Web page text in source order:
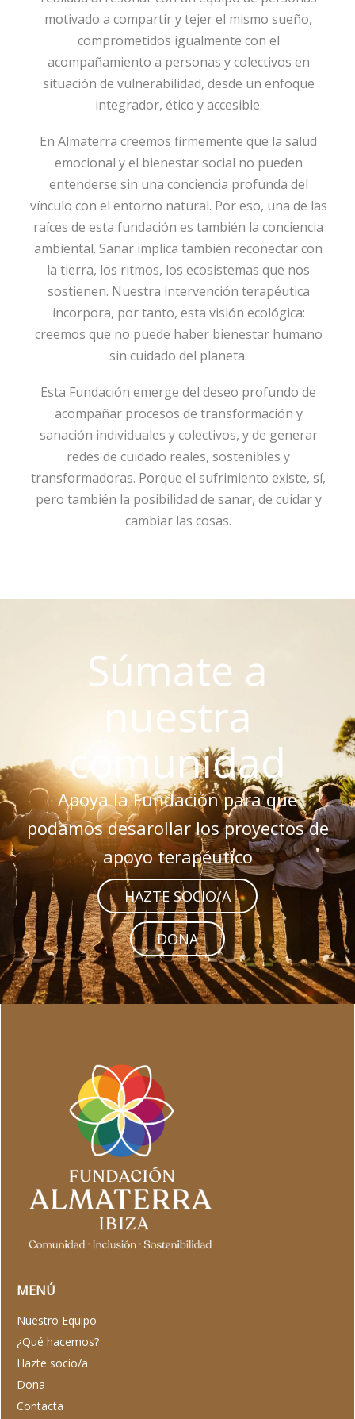
motivado a compartir y tejer el mismo sueño,
comprometidos igualmente con el
acompañamiento a personas y colectivos en
situación de vulnerabilidad, desde un enfoque
integrador, ético y accesible.
En Almaterra creemos firmemente que la salud
emocional y el bienestar social no pueden
entenderse sin una conciencia profunda del
vínculo con el entorno natural. Por eso, una de las
raíces de esta fundación es también la conciencia
ambiental. Sanar implica también reconectar con
la tierra, los ritmos, los ecosistemas que nos
sostienen. Nuestra intervención terapéutica
incorpora, por tanto, esta visión ecológica:
creemos que no puede haber bienestar humano
sin cuidado del planeta.
Esta Fundación emerge del deseo profundo de
acompañar procesos de transformación y
sanación individuales y colectivos, y de generar
redes de cuidado reales, sostenibles y
transformadoras. Porque el sufrimiento existe, sí,
pero también la posibilidad de sanar, de cuidar y
cambiar las cosas.
Súmate a
nuestra
comunidad
Apoya la Fundación para que
podamos desarollar los proyectos de
apoyo terapéutico
HAZTE SOCIO/A
DONA
MENÚ
Nuestro Equipo
¿Qué hacemos?
Hazte socio/a
Dona
Contacta